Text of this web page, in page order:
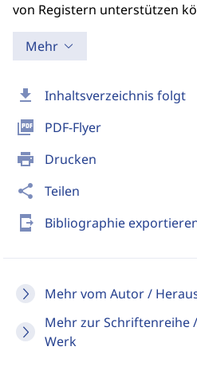
download Inhaltsverzeichnis folgt
picture_as_pdf PDF-Flyer
print Drucken
share Teilen
send_to_mobile Bibliographie
Mehr vom Autor /
Mehr zur Schriftenreihe
Werk
von Registern unterstützen
Mehr